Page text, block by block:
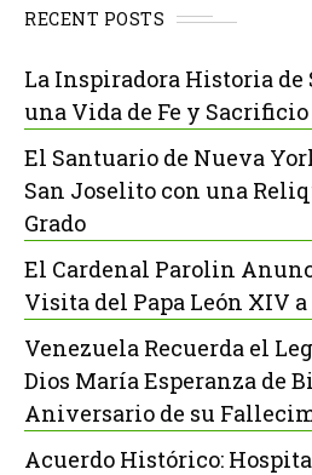
RECENT POSTS
La Inspiradora Historia de
una Vida de Fe y Sacrificio
El Santuario de Nueva
San Joselito con una
Grado
El Cardenal Parolin
Visita del Papa León XIV
Venezuela Recuerda el
Dios María Esperanza de
Aniversario de su
Acuerdo Histórico: